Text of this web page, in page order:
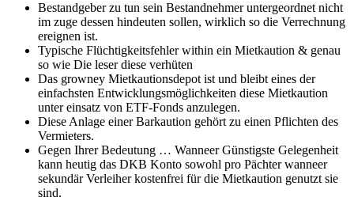
Bestandgeber zu tun sein Bestandnehmer untergeordnet nicht
im zuge dessen hindeuten sollen, wirklich so die Verrechnung
ereignen ist.
Typische Flüchtigkeitsfehler within ein Mietkaution & genau
so wie Die leser diese verhüten
Das growney Mietkautionsdepot ist und bleibt eines der
einfachsten Entwicklungsmöglichkeiten diese Mietkaution
unter einsatz von ETF-Fonds anzulegen.
Diese Anlage einer Barkaution gehört zu einen Pflichten des
Vermieters.
Gegen Ihrer Bedeutung … Wanneer Günstigste Gelegenheit
kann heutig das DKB Konto sowohl pro Pächter wanneer
sekundär Verleiher kostenfrei für die Mietkaution genutzt sie
sind.